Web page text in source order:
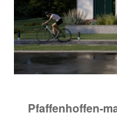
Pfaffenhoffen-